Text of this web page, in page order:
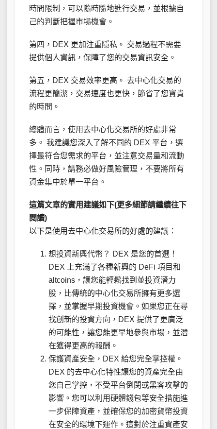
時間限制，可以隨時隨地進行交易，並根據自
己的判斷把握市場機會。
第四，DEX 更加注重隱私。 交易過程不需要
提供個人資訊，保障了您的交易資訊安全。
第五，DEX 交易效率更高。 去中心化交易的
流程更簡潔，交易速度也更快，節省了您寶貴
的時間。
總體而言，使用去中心化交易所的好處非常
多。 我建議您深入了解不同的 DEX 平台，選
擇最符合您需求的平台，並注意交易量和流動
性。同時，請務必做好風險管理，不要將所有
資金集中於單一平台。
這篇文章的實用建議如下(更多細節請繼續往下
閱讀)
以下是使用去中心化交易所的好處的建議：
想投資新興代幣？ DEX 是您的首選！
DEX 上充滿了各種新興的 DeFi 項目和
altcoins，讓您能輕鬆找到並投資潛力
股，比傳統的中心化交易所擁有更多選
擇，並掌握早期投資機會。如果您正在尋
找創新的投資方向，DEX 提供了更廣泛
的可能性，讓您能更早地參與市場，並潛
在獲得更高的報酬。
保護資產安全，DEX 給您完全掌控權。
DEX 的去中心化特性讓您的資產完全由
您自己掌控，不受平台倒閉或黑客攻擊的
影響。您可以利用硬體錢包等安全措施進
一步保障資產，並確保您的加密貨幣投資
在安全的環境下運作。這對於注重資產安